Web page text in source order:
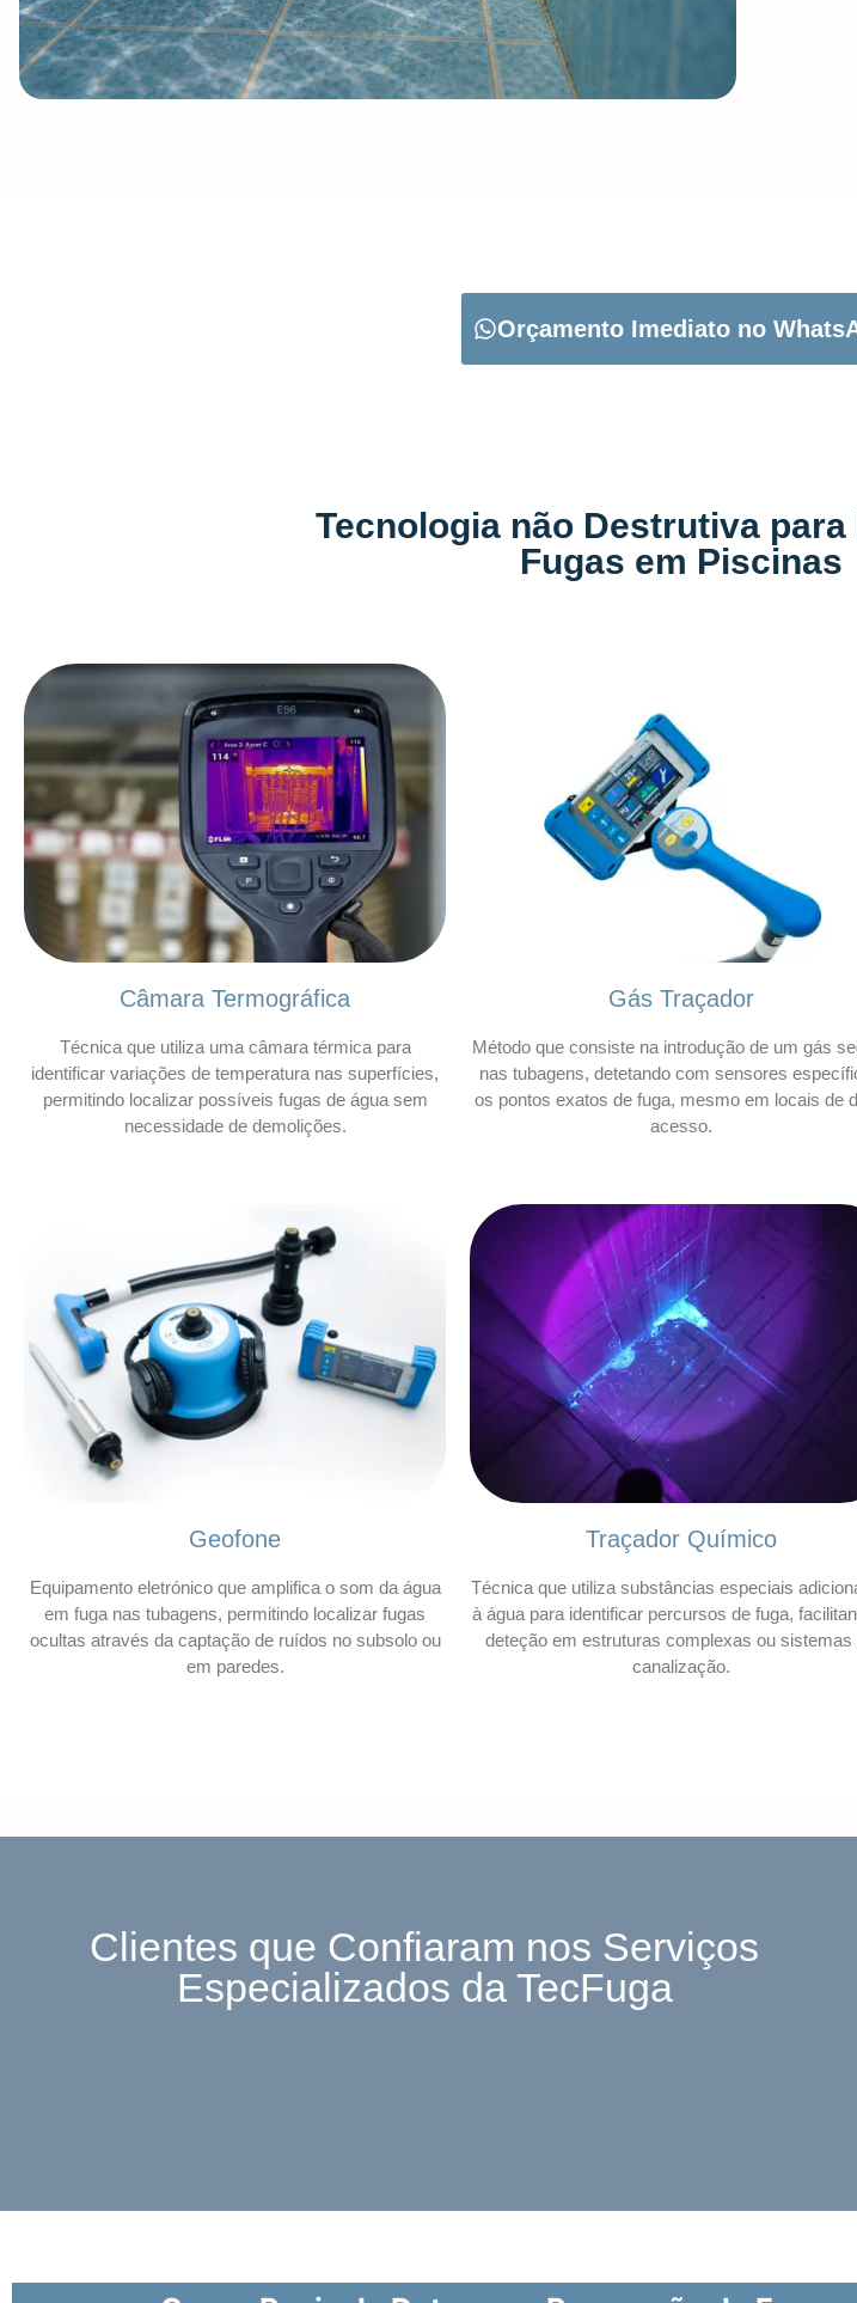
Orçamento Imediato no
Tecnologia não Destrutiva para
Fugas em Piscinas
Câmara Termográfica
Técnica que utiliza uma câmara térmica para
identificar variações de temperatura nas superfícies,
permitindo localizar possíveis fugas de água sem
necessidade de demolições.
Gás Traçador
Método que consiste na introdução de um gás
nas tubagens, detetando com sensores
os pontos exatos de fuga, mesmo em locais de
acesso.
Geofone
Equipamento eletrónico que amplifica o som da água
em fuga nas tubagens, permitindo localizar fugas
ocultas através da captação de ruídos no subsolo ou
em paredes.
Traçador Químico
Técnica que utiliza substâncias especiais
à água para identificar percursos de fuga,
deteção em estruturas complexas ou sistemas
canalização.
Clientes que Confiaram nos Serviços
Especializados da TecFuga